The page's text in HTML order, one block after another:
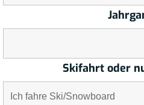
Skifahrt oder